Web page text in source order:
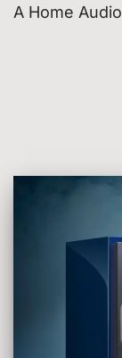
A Home